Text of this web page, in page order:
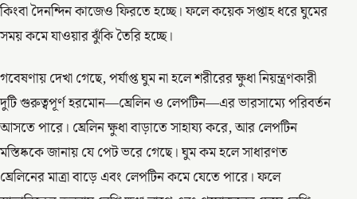
কিংবা দৈনন্দিন কাজেও ফিরতে হচ্ছে। ফলে কয়েক সপ্তাহ ধরে ঘুমের
সময় কমে যাওয়ার ঝুঁকি তৈরি হচ্ছে।
গবেষণায় দেখা গেছে, পর্যাপ্ত ঘুম না হলে শরীরের ক্ষুধা নিয়ন্ত্রণকারী
দুটি গুরুত্বপূর্ণ হরমোন—ঘ্রেলিন ও লেপটিন—এর ভারসাম্যে পরিবর্তন
আসতে পারে। ঘ্রেলিন ক্ষুধা বাড়াতে সাহায্য করে, আর লেপটিন
মস্তিষ্ককে জানায় যে পেট ভরে গেছে। ঘুম কম হলে সাধারণত
ঘ্রেলিনের মাত্রা বাড়ে এবং লেপটিন কমে যেতে পারে। ফলে